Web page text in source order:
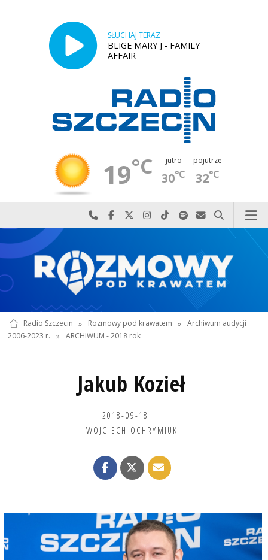
SŁUCHAJ TERAZ
BLIGE MARY J - FAMILY
AFFAIR
19°C jutro
30°C
pojutrze
32°C
Najlepiej po prostu do nas zadzwoń
Odwiedź nas na Facebook-u
Odwiedź nas na X
Odwiedź nas na Instagram-ie
Odwiedź nas na TikTok-u
Szukaj nas na Spotify
Wyślij do nas
Szukaj
Radio Szczecin » Rozmowy pod krawatem » Archiwum audycji
2006-2023 r.
» ARCHIWUM - 2018 rok
Jakub Kozieł
2018-09-18
WOJCIECH OCHRYMIUK